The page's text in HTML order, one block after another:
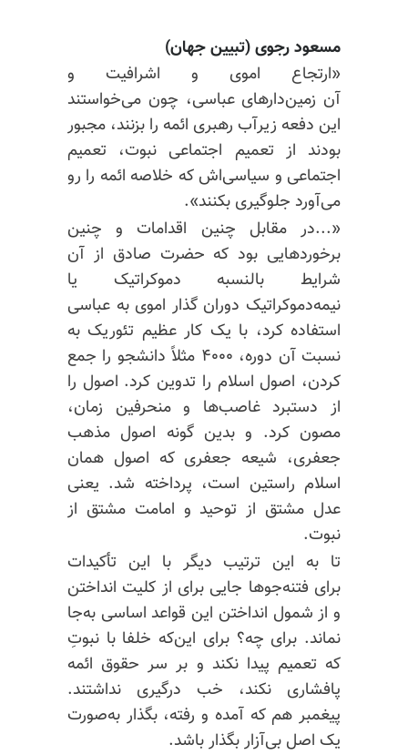
مسعود رجوی (تبیین جهان)
«ارتجاع اموی و اشرافیت و
آن زمین‌دارهای عباسی، چون می‌خواستند
این دفعه زیرآب رهبری ائمه را بزنند، مجبور
بودند از تعمیم اجتماعی نبوت، تعمیم
اجتماعی و سیاسی‌اش که خلاصه ائمه را رو
می‌آورد جلوگیری بکنند».
«...در مقابل چنین اقدامات و چنین
برخوردهایی بود که حضرت صادق از آن
شرایط بالنسبه دموکراتیک یا
نیمه‌دموکراتیک دوران گذار اموی به عباسی
استفاده کرد، با یک کار عظیم تئوریک به
نسبت آن دوره، ۴۰۰۰ مثلاً دانشجو را جمع
کردن، اصول اسلام را تدوین کرد. اصول را
از دستبرد غاصب‌ها و منحرفین زمان،
مصون کرد. و بدین گونه اصول مذهب
جعفری، شیعه جعفری که اصول همان
اسلام راستین است، پرداخته شد. یعنی
عدل مشتق از توحید و امامت مشتق از
نبوت.
تا به این ترتیب دیگر با این تأکیدات
برای فتنه‌جوها جایی برای از کلیت انداختن
و از شمول انداختن این قواعد اساسی به‌جا
نماند. برای چه؟ برای این‌که خلفا با نبوتِ
که تعمیم پیدا نکند و بر سر حقوق ائمه
پافشاری نکند، خب درگیری نداشتند.
پیغمبر هم که آمده و رفته، بگذار به‌صورت
یک اصل بی‌آزار بگذار باشد.